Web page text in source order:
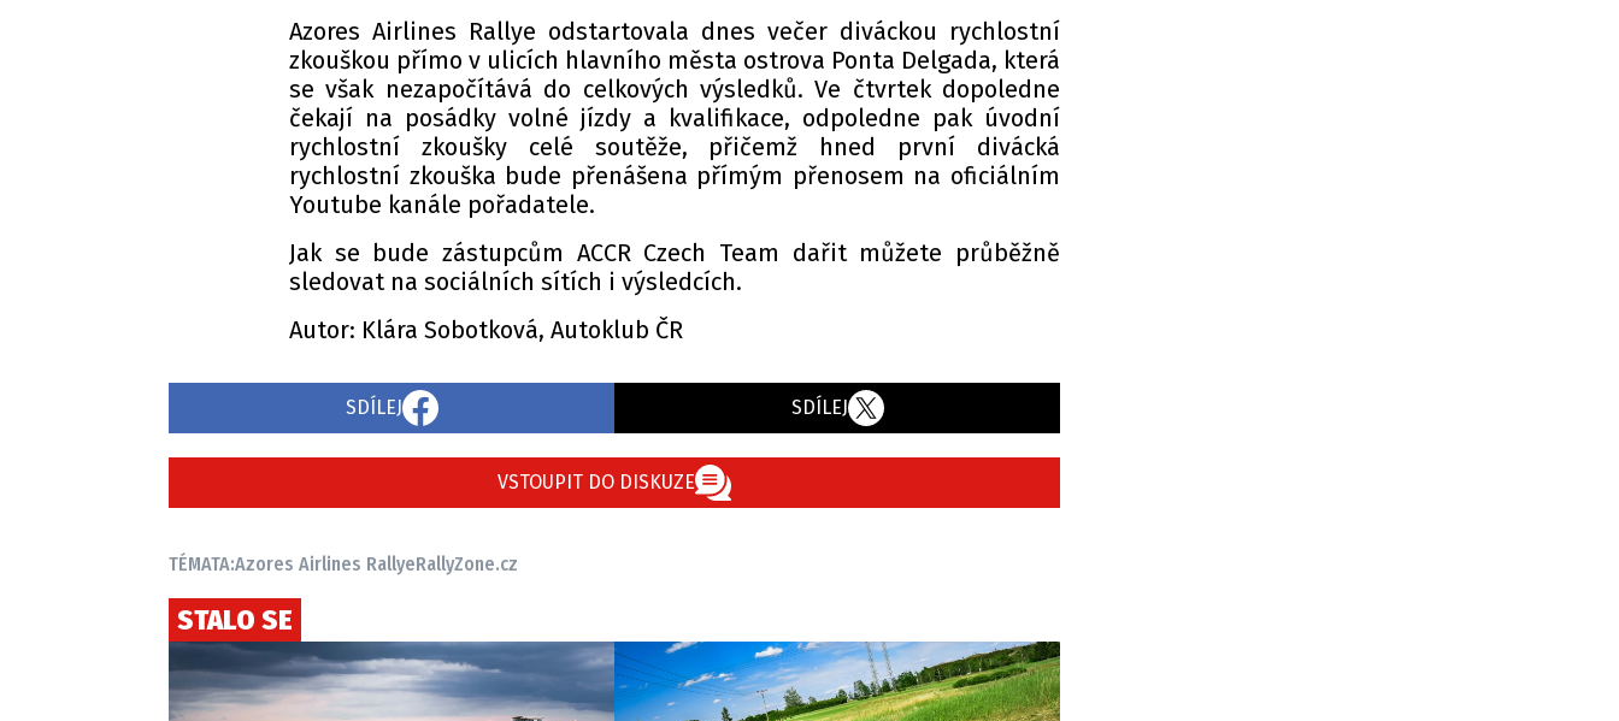
Azores Airlines Rallye odstartovala dnes večer diváckou rychlostní
zkouškou přímo v ulicích hlavního města ostrova Ponta Delgada, která
se však nezapočítává do celkových výsledků. Ve čtvrtek dopoledne
čekají na posádky volné jízdy a kvalifikace, odpoledne pak úvodní
rychlostní zkoušky celé soutěže, přičemž hned první divácká
rychlostní zkouška bude přenášena přímým přenosem na oficiálním
Youtube kanále pořadatele.
Jak se bude zástupcům ACCR Czech Team dařit můžete průběžně
sledovat na sociálních sítích i výsledcích.
Autor: Klára Sobotková, Autoklub ČR
SDÍLEJ SDÍLEJ
VSTOUPIT DO DISKUZE
TÉMATA:Azores Airlines RallyeRallyZone.cz
STALO SE